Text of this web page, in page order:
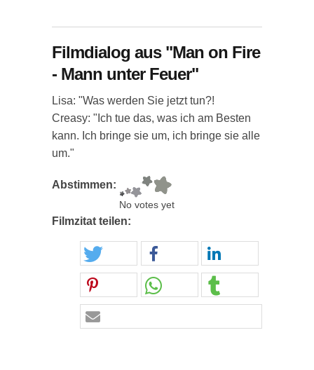
Filmdialog aus "Man on Fire
- Mann unter Feuer"
Lisa: "Was werden Sie jetzt tun?!
Creasy: "Ich tue das, was ich am Besten
kann. Ich bringe sie um, ich bringe sie alle
um."
Abstimmen:
No votes yet
Filmzitat teilen: